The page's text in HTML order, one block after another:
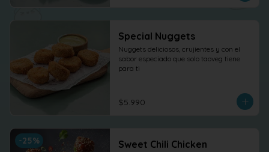
Special Nuggets
Nuggets deliciosos, crujientes y con el
sabor especiado que solo taoveg tiene
para ti
$5.990
-25% Sweet Chili Chicken